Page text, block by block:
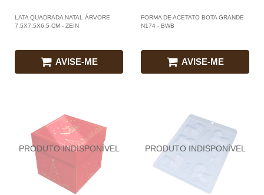
LATA QUADRADA NATAL ÁRVORE
7,5X7,5X6,5 CM - ZEIN
AVISE-ME
FORMA DE ACETATO BOTA GRANDE
N174 - BWB
AVISE-ME